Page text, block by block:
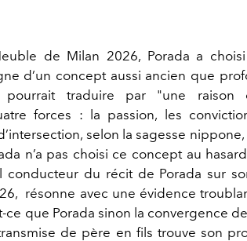
de Milan 2026, Porada a
d’un concept aussi ancien que
pourrait traduire par "une raison
forces : la passion, les
selon la sagesse nippone,
n’a pas choisi ce concept au
conducteur du récit de Porada sur
résonne avec une évidence
ce que Porada sinon la convergence
de père en fils trouve son